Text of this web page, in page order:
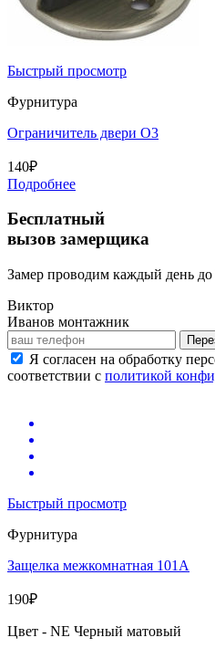
Быстрый просмотр
Фурнитура
Ограничитель двери O3
140₽
Подробнее
Бесплатный
вызов замерщика
Замер проводим каждый день
Виктор
Иванов монтажник
Я согласен на обработку
соответствии с политикой
Быстрый просмотр
Фурнитура
Защелка межкомнатная 101А
190₽
Цвет - NE Черный матовый